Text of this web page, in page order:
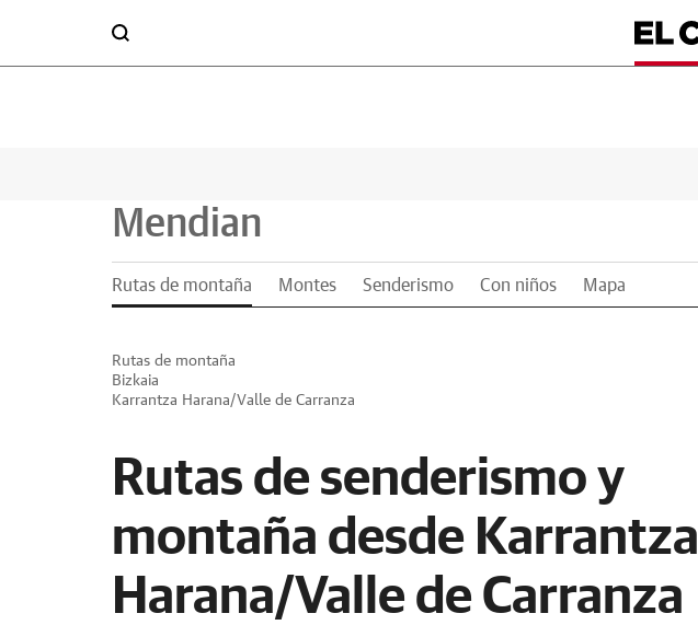
Mendian
Rutas de montaña Montes Senderismo Con niños Mapa
Rutas de montaña
Bizkaia
Karrantza Harana/Valle de Carranza
Rutas de senderismo y
montaña desde Karrantza
Harana/Valle de Carranza